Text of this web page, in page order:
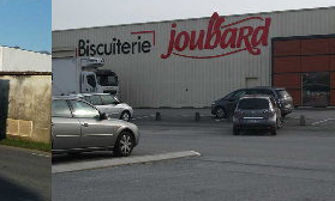
BISCUITERIE JOUBARD
Panneaux / Signalétique